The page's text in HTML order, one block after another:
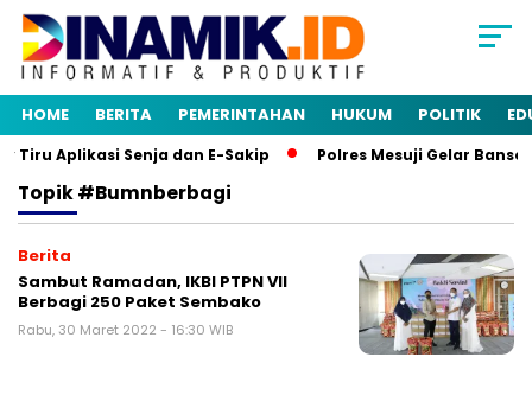
HOME BERITA PEMERINTAHAN HUKUM POLITIK
Aplikasi Senja dan E-Sakip Polres Mesuji Gelar
Topik#bumnberbagi
Berita
Sambut Ramadan, IKBI PTPN VII
Berbagi 250 Paket Sembako
Rabu, 30 Maret 2022 - 16:30 WIB